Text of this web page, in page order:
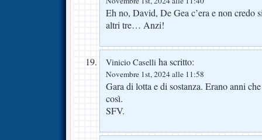
Eh no, David, De Gea c’era e non credo
altri tre… Anzi!
Vinicio Caselli ha scritto:
Novembre 1st, 2024 alle 11:58
Gara di lotta e di sostanza. Erano anni
così.
SFV.